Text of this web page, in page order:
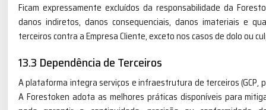
Ficam expressamente excluídos da responsabilidade da
danos indiretos, danos consequenciais, danos imateriais e
terceiros contra a Empresa Cliente, exceto nos casos de dolo ou
13.3 Dependência de Terceiros
A plataforma integra serviços e infraestrutura de terceiros (GCP,
A Forestoken adota as melhores práticas disponíveis para